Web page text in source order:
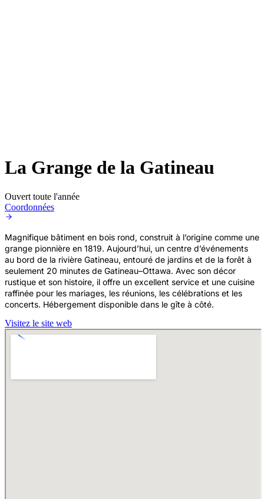
La Grange de la Gatineau
Ouvert toute l'année
Coordonnées
Magnifique bâtiment en bois rond, construit à l’origine comme une
grange pionnière en 1819. Aujourd’hui, un centre d’événements
au bord de la rivière Gatineau, entouré de jardins et de la forêt à
seulement 20 minutes de Gatineau–Ottawa. Avec son décor
rustique et son histoire, il offre un excellent service et une cuisine
raffinée pour les mariages, les réunions, les célébrations et les
concerts. Hébergement disponible dans le gîte à côté.
Visitez le site web